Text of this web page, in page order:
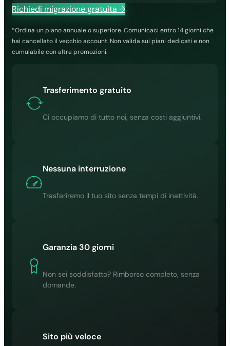
Richiedi migrazione gratuita →
*Ordina un piano annuale o superiore. Comunicaci entro 14 giorni che
hai cancellato il vecchio account. Non valida sui piani dedicati e non
cumulabile con altre promozioni.
Trasferimento gratuito
Ci occupiamo di tutto noi, senza costi aggiuntivi.
Nessuna interruzione
Trasferiremo il tuo sito senza tempi di inattività.
Garanzia 30 giorni
Non sei soddisfatto? Rimborso completo, senza
domande.
Sito più veloce